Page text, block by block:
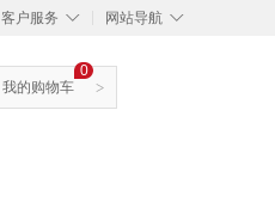
◇
客户服务 ◇
网站导航
>
0
我的购物车